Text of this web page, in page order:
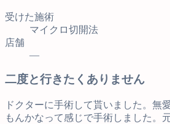
受けた施術
マイクロ切開法
店舗
—
二度と行きたくありません
ドクターに手術して貰いました。無
もんかなって感じで手術しました。